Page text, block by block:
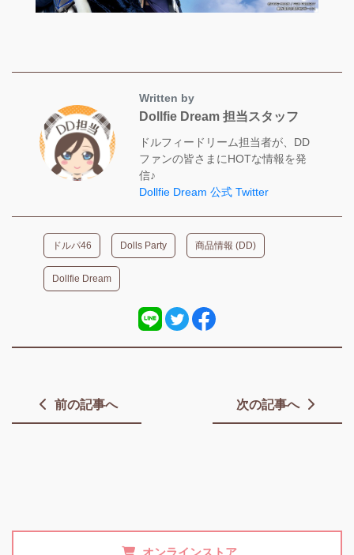
Written by
Dollfie Dream 担当スタッフ
ドルフィードリーム担当者が、DD
ファンの皆さまにHOTな情報を発
信♪
Dollfie Dream 公式 Twitter
ドルパ46 Dolls Party 商品情報 (DD)
Dollfie Dream
前の記事へ 次の記事へ